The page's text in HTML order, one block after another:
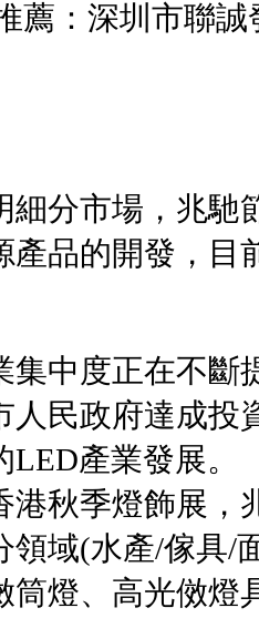
：深圳市聯誠
市場，兆馳
產品的開發，目
度正在不斷
人民政府達成
產業發展。
季燈飾展，兆
領域(水產/傢具/
筒燈、高光傚燈